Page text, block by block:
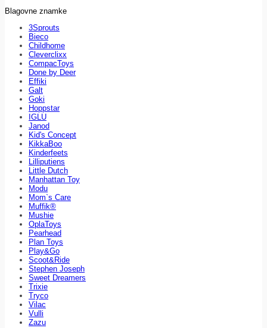
Blagovne znamke
3Sprouts
Bieco
Childhome
Cleverclixx
CompacToys
Done by Deer
Effiki
Galt
Goki
Hoppstar
IGLU
Janod
Kid's Concept
KikkaBoo
Kinderfeets
Lilliputiens
Little Dutch
Manhattan Toy
Modu
Mom`s Care
Muffik®
Mushie
OplaToys
Pearhead
Plan Toys
Play&Go
Scoot&Ride
Stephen Joseph
Sweet Dreamers
Trixie
Tryco
Vilac
Vulli
Zazu